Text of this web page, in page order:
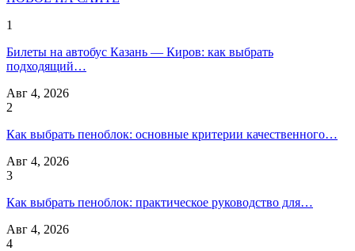
1
Билеты на автобус Казань — Киров: как выбрать
подходящий…
Авг 4, 2026
2
Как выбрать пеноблок: основные критерии качественного…
Авг 4, 2026
3
Как выбрать пеноблок: практическое руководство для…
Авг 4, 2026
4